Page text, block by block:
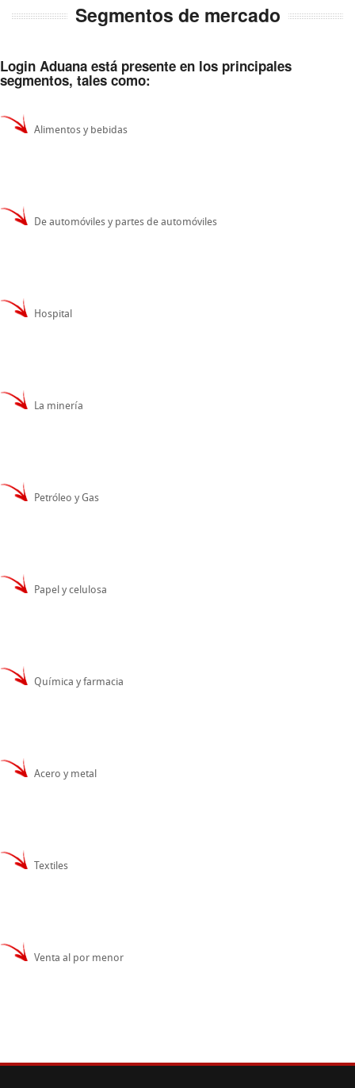
Segmentos de mercado
Login Aduana está presente en los principales
segmentos, tales como:
Alimentos y bebidas
De automóviles y partes de automóviles
Hospital
La minería
Petróleo y Gas
Papel y celulosa
Química y farmacia
Acero y metal
Textiles
Venta al por menor